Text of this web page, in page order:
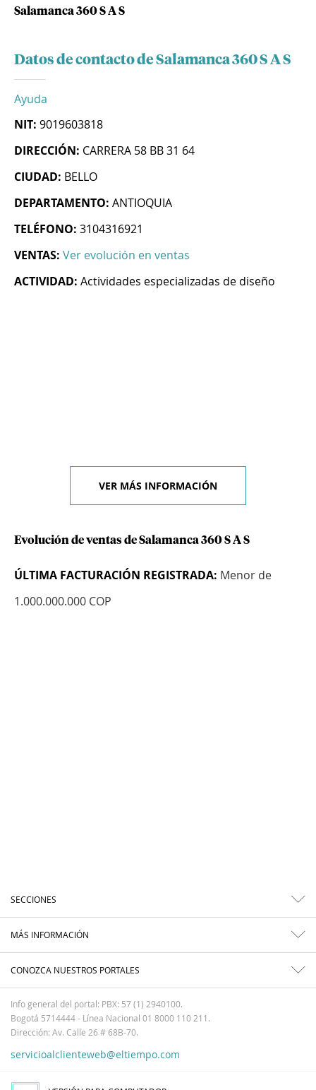
Salamanca 360 S A S
Datos de contacto de Salamanca 360 S A S
Ayuda
NIT: 9019603818
DIRECCIÓN: CARRERA 58 BB 31 64
CIUDAD: BELLO
DEPARTAMENTO: ANTIOQUIA
TELÉFONO: 3104316921
VENTAS: Ver evolución en ventas
ACTIVIDAD: Actividades especializadas de diseño
VER MÁS INFORMACIÓN
Evolución de ventas de Salamanca 360 S A S
ÚLTIMA FACTURACIÓN REGISTRADA: Menor de
1.000.000.000 COP
SECCIONES
MÁS INFORMACIÓN
CONOZCA NUESTROS PORTALES
Info general del portal: PBX: 57 (1) 2940100.
Bogotá 5714444 - Línea Nacional 01 8000 110 211.
Dirección: Av. Calle 26 # 68B-70.
servicioalclienteweb@eltiempo.com